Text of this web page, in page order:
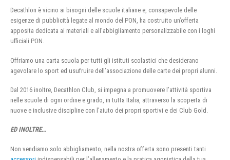
Decathlon è vicino ai bisogni delle scuole italiane e, consapevole delle
esigenze di pubblicità legate al mondo del PON, ha costruito un’offerta
apposita dedicata ai materiali e all’abbigliamento personalizzabile con i loghi
ufficiali PON.
Offriamo una carta scuola per tutti gli istituti scolastici che desiderano
agevolare lo sport ed usufruire dell’associazione delle carte dei propri alunni.
Dal 2016 inoltre, Decathlon Club, si impegna a promuovere l’attività sportiva
nelle scuole di ogni ordine e grado, in tutta Italia, attraverso la scoperta di
nuove e inclusive discipline con l’aiuto dei propri sportivi e dei Club Gold.
ED INOLTRE…
Non vendiamo solo abbigliamento, nella nostra offerta sono presenti tanti